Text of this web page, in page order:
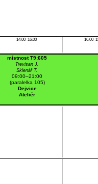
14:00–16:00
místnost T9:605
Trevisan J.
Sklenář T.
09:00–21:00
(paralelka 105)
Dejvice
Ateliér